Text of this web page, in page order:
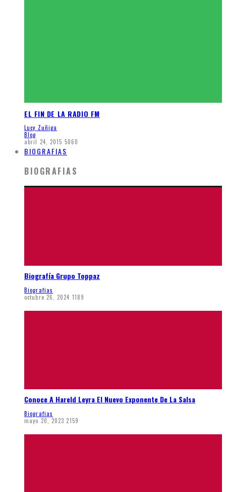
EL FIN DE LA RADIO FM
Lucy Zuñiga
Blog
abril 24, 2015 5060
BIOGRAFIAS
BIOGRAFIAS
Biografía Grupo Toppaz
Biografias
octubre 26, 2024 1189
Conoce A Hareld Leyra El Nuevo Exponente De La Salsa
Biografias
mayo 20, 2023 2159